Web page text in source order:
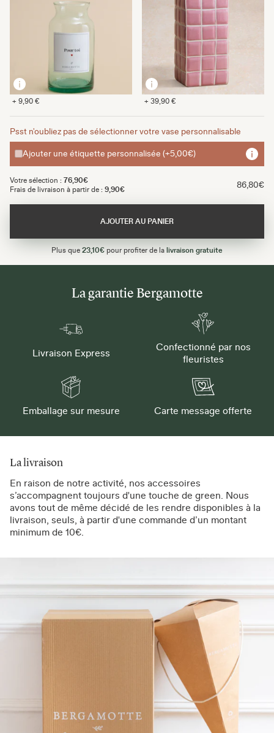
+ 9,90 € + 39,90 €
Psst n'oubliez pas de sélectionner votre vase personnalisable
Ajouter une étiquette personnalisée (+5,00€)
Votre sélection : 76,90€
Frais de livraison à partir de : 9,90€
86,80€
AJOUTER AU PANIER
Plus que 23,10€ pour profiter de la livraison gratuite
La garantie Bergamotte
Livraison Express
Confectionné par nos
fleuristes
Emballage sur mesure Carte message offerte
La livraison
En raison de notre activité, nos accessoires
s’accompagnent toujours d'une touche de green. Nous
avons tout de même décidé de les rendre disponibles à la
livraison, seuls, à partir d'une commande d’un montant
minimum de 10€.